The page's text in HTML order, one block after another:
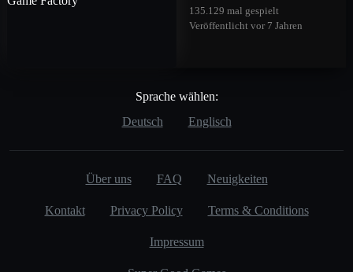
135.129 mal gespielt
Veröffentlicht vor 7 Jahren
Sprache wählen:
Deutsch
Englisch
Über uns FAQ Neuigkeiten
Kontakt Privacy Policy Terms & Conditions
Impressum